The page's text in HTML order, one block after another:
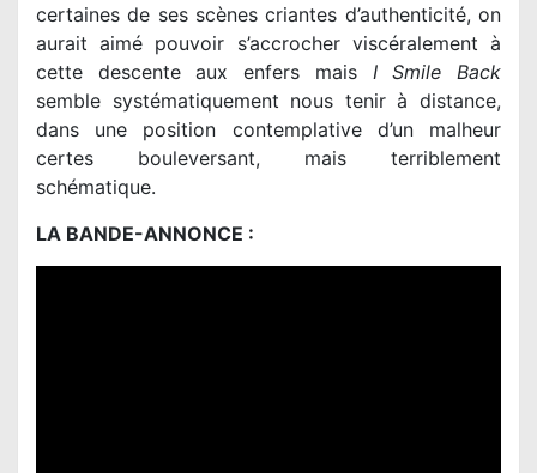
certaines de ses scènes criantes d’authenticité, on
aurait aimé pouvoir s’accrocher viscéralement à
cette descente aux enfers mais I Smile Back
semble systématiquement nous tenir à distance,
dans une position contemplative d’un malheur
certes bouleversant, mais terriblement
schématique.
LA BANDE-ANNONCE :